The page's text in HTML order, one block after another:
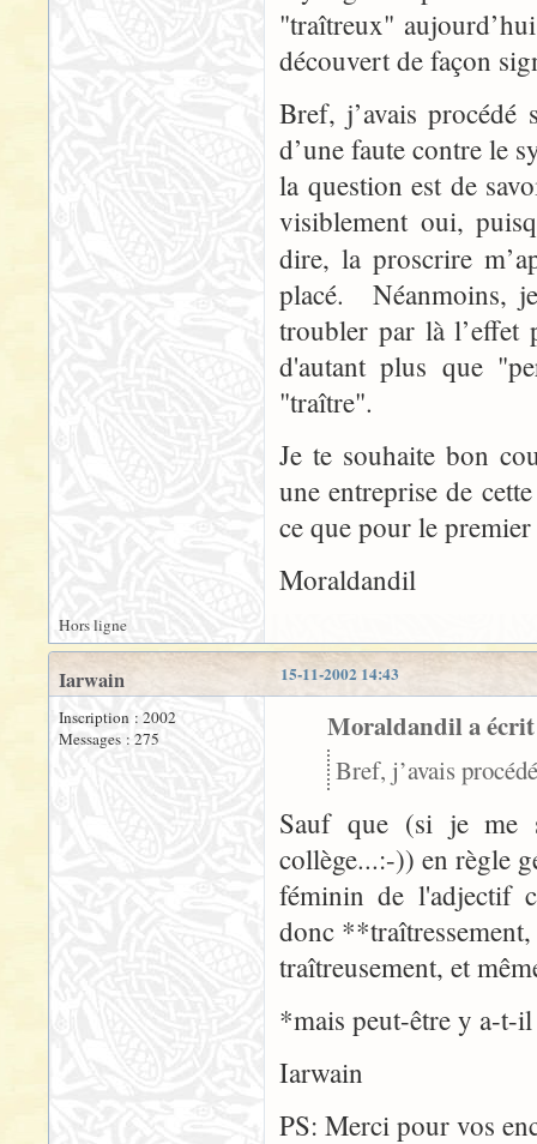
"traîtreux"
découvert de façon
Bref, j’avais procédé
d’une faute contre le
la question est de
visiblement oui,
dire, la proscrire
placé. Néanmoins,
troubler par là l’effet
d'autant plus que
"traître".
Je te souhaite bon
une entreprise de
ce que pour le
Moraldandil
Hors ligne
15-11-2002 14:43
Iarwain
Inscription : 2002
Messages : 275
Moraldandil a
Bref, j’avais
Sauf que (si je me
collège...:-)) en règle
féminin de l'adjectif
donc
traîtreusement, et
*mais peut-être y a-t-il
Iarwain
PS: Merci pour vos